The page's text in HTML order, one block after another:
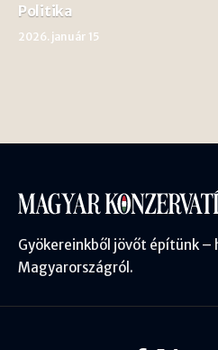
Politika
2026. január 15
Gyökereinkből jövőt építünk –
Magyarországról.